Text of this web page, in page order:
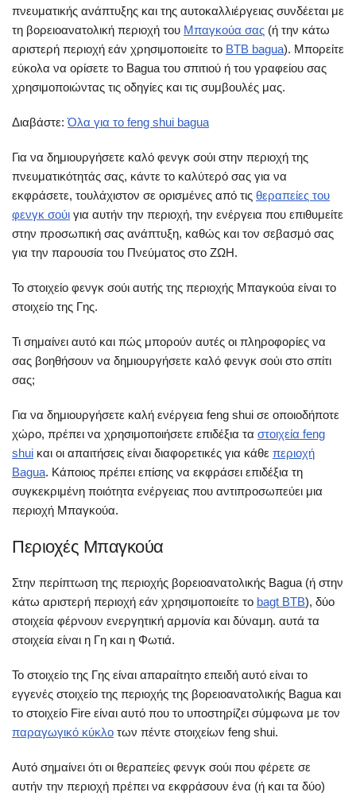
πνευματικής ανάπτυξης και της αυτοκαλλιέργειας συνδέεται με
τη βορειοανατολική περιοχή του Μπαγκούα σας (ή την κάτω
αριστερή περιοχή εάν χρησιμοποιείτε το BTB bagua). Μπορείτε
εύκολα να ορίσετε το Bagua του σπιτιού ή του γραφείου σας
χρησιμοποιώντας τις οδηγίες και τις συμβουλές μας.
Διαβάστε:Όλα για το feng shui bagua
Για να δημιουργήσετε καλό φενγκ σούι στην περιοχή της
πνευματικότητάς σας, κάντε το καλύτερό σας για να
εκφράσετε, τουλάχιστον σε ορισμένες από τις θεραπείες του
φενγκ σούι για αυτήν την περιοχή, την ενέργεια που επιθυμείτε
στην προσωπική σας ανάπτυξη, καθώς και τον σεβασμό σας
για την παρουσία του Πνεύματος στο ΖΩΗ.
Το στοιχείο φενγκ σούι αυτής της περιοχής Μπαγκούα είναι το
στοιχείο της Γης.
Τι σημαίνει αυτό και πώς μπορούν αυτές οι πληροφορίες να
σας βοηθήσουν να δημιουργήσετε καλό φενγκ σούι στο σπίτι
σας;
Για να δημιουργήσετε καλή ενέργεια feng shui σε οποιοδήποτε
χώρο, πρέπει να χρησιμοποιήσετε επιδέξια τα στοιχεία feng
shui και οι απαιτήσεις είναι διαφορετικές για κάθε περιοχή
Bagua. Κάποιος πρέπει επίσης να εκφράσει επιδέξια τη
συγκεκριμένη ποιότητα ενέργειας που αντιπροσωπεύει μια
περιοχή Μπαγκούα.
Περιοχές Μπαγκούα
Στην περίπτωση της περιοχής βορειοανατολικής Bagua (ή στην
κάτω αριστερή περιοχή εάν χρησιμοποιείτε το bagt BTB), δύο
στοιχεία φέρνουν ενεργητική αρμονία και δύναμη. αυτά τα
στοιχεία είναι η Γη και η Φωτιά.
Το στοιχείο της Γης είναι απαραίτητο επειδή αυτό είναι το
εγγενές στοιχείο της περιοχής της βορειοανατολικής Bagua και
το στοιχείο Fire είναι αυτό που το υποστηρίζει σύμφωνα με τον
παραγωγικό κύκλο των πέντε στοιχείων feng shui.
Αυτό σημαίνει ότι οι θεραπείες φενγκ σούι που φέρετε σε
αυτήν την περιοχή πρέπει να εκφράσουν ένα (ή και τα δύο)